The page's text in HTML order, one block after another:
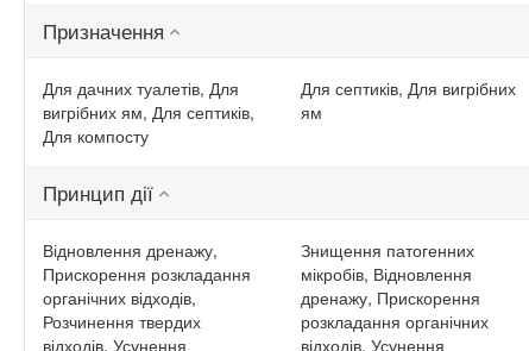
Призначення
Для дачних туалетів, Для
вигрібних ям, Для септиків,
Для компосту
Для септиків, Для вигрібних
ям
Принцип дії
Відновлення дренажу,
Прискорення розкладання
органічних відходів,
Розчинення твердих
відходів, Усунення
Знищення патогенних
мікробів, Відновлення
дренажу, Прискорення
розкладання органічних
відходів, Усунення